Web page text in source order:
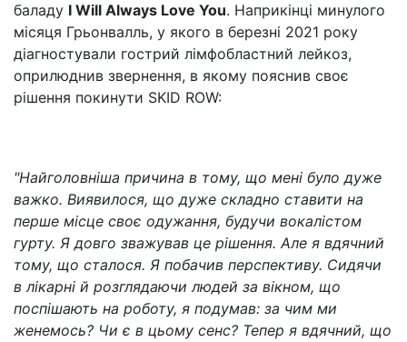
баладу I Will Always Love You. Наприкінці минулого
місяця Грьонвалль, у якого в березні 2021 року
діагностували гострий лімфобластний лейкоз,
оприлюднив звернення, в якому пояснив своє
рішення покинути SKID ROW:
"Найголовніша причина в тому, що мені було дуже
важко. Виявилося, що дуже складно ставити на
перше місце своє одужання, будучи вокалістом
гурту. Я довго зважував це рішення. Але я вдячний
тому, що сталося. Я побачив перспективу. Сидячи
в лікарні й розглядаючи людей за вікном, що
поспішають на роботу, я подумав: за чим ми
женемось? Чи є в цьому сенс? Тепер я вдячний, що